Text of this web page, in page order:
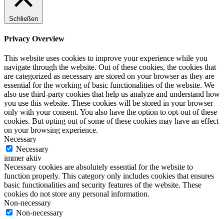
Schließen
Privacy Overview
This website uses cookies to improve your experience while you
navigate through the website. Out of these cookies, the cookies that
are categorized as necessary are stored on your browser as they are
essential for the working of basic functionalities of the website. We
also use third-party cookies that help us analyze and understand how
you use this website. These cookies will be stored in your browser
only with your consent. You also have the option to opt-out of these
cookies. But opting out of some of these cookies may have an effect
on your browsing experience.
Necessary
Necessary
immer aktiv
Necessary cookies are absolutely essential for the website to
function properly. This category only includes cookies that ensures
basic functionalities and security features of the website. These
cookies do not store any personal information.
Non-necessary
Non-necessary